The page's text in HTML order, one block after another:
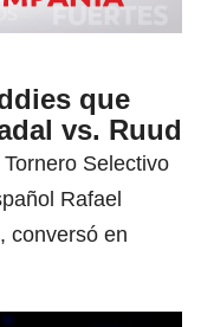
que
vs. Ruud
Selectivo
Rafael
conversó en